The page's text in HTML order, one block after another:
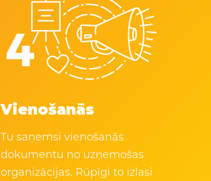
Vienošanās
Tu saņemsi vienošanās
dokumentu no uzņemošas
organizācijas. Rūpīgi to izlasi